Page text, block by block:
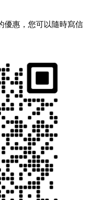
優惠，您可以隨時寫信